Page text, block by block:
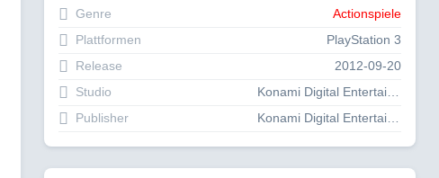
Genre
Actionspiele
Plattformen
PlayStation 3
Release
2012-09-20
Studio
Konami Digital Entertainment GmbH
Publisher
Konami Digital Entertainment GmbH